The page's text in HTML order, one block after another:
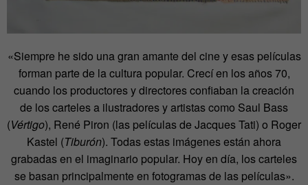
«Siempre he sido una gran amante del cine y esas películas
forman parte de la cultura popular. Crecí en los años 70,
cuando los productores y directores confiaban la creación
de los carteles a ilustradores y artistas como Saul Bass
(Vértigo), René Piron (las películas de Jacques Tati) o Roger
Kastel (Tiburón). Todas estas imágenes están ahora
grabadas en el imaginario popular. Hoy en día, los carteles
se basan principalmente en fotogramas de las películas».